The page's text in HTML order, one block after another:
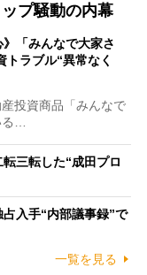
プ騒動の内幕
》「みんなで大家さ
トラブル“異常なく
投資商品「みんなで
…
三転した“成田プロ
占入手“内部議事録”で
一覧を見る